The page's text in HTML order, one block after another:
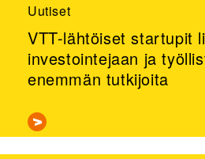
Uutiset
VTT-lähtöiset startupit
investointejaan ja
enemmän tutkijoita